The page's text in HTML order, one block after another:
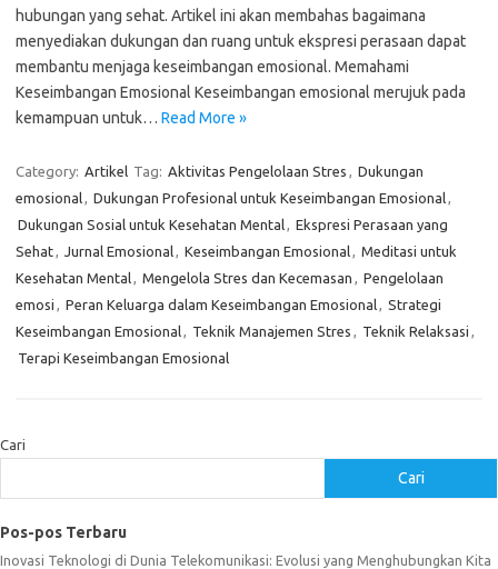
hubungan yang sehat. Artikel ini akan membahas bagaimana
menyediakan dukungan dan ruang untuk ekspresi perasaan dapat
membantu menjaga keseimbangan emosional. Memahami
Keseimbangan Emosional Keseimbangan emosional merujuk pada
kemampuan untuk… Read More »
Category: Artikel Tag: Aktivitas Pengelolaan Stres , Dukungan
emosional, Dukungan Profesional untuk Keseimbangan Emosional,
Dukungan Sosial untuk Kesehatan Mental, Ekspresi Perasaan yang
Sehat, Jurnal Emosional, Keseimbangan Emosional, Meditasi untuk
Kesehatan Mental, Mengelola Stres dan Kecemasan , Pengelolaan
emosi , Peran Keluarga dalam Keseimbangan Emosional, Strategi
Keseimbangan Emosional, Teknik Manajemen Stres , Teknik Relaksasi ,
Terapi Keseimbangan Emosional
Cari
Cari
Pos-pos Terbaru
Inovasi Teknologi di Dunia Telekomunikasi: Evolusi yang Menghubungkan Kita